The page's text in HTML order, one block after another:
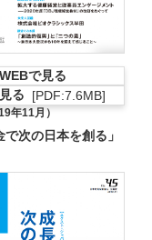
ウで開きます
WEBで見る
る
[PDF:7.6MB]
PDFファイルが新規
年11月）
で次の日本を創る」